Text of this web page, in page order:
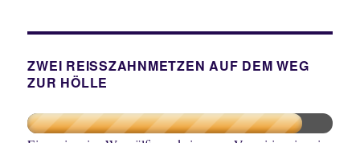
ZWEI REISSZAHNMETZEN AUF DEM WEG
ZUR HÖLLE